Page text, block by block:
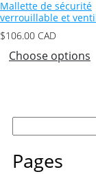
Mallette de sécurité
verrouillable et
$106.00 CAD
Choose options
Rechercher :
Pages